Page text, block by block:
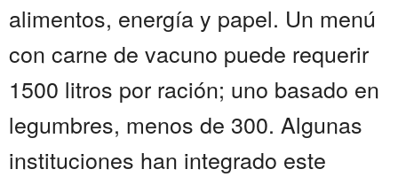
alimentos, energía y papel. Un menú
con carne de vacuno puede requerir
1500 litros por ración; uno basado en
legumbres, menos de 300. Algunas
instituciones han integrado este